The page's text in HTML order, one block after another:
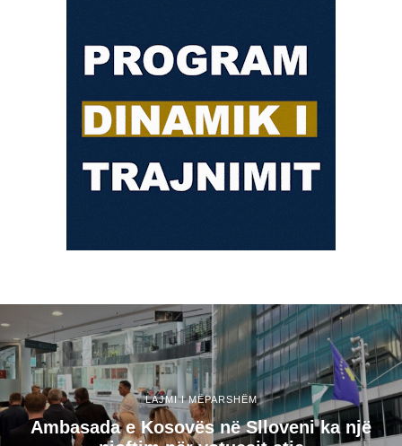
LAJMI I MËPARSHËM
Ambasada e Kosovës në Slloveni ka një